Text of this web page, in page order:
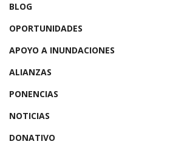
BLOG
OPORTUNIDADES
APOYO A INUNDACIONES
ALIANZAS
PONENCIAS
NOTICIAS
DONATIVO